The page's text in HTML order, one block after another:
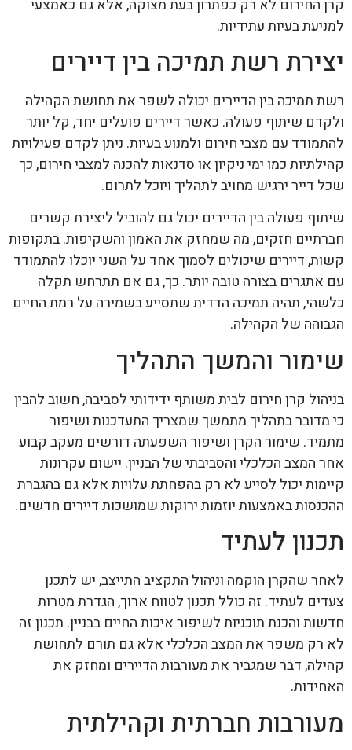
קרן החירום לא רק כפתרון בעת מצוקה, אלא גם כאמצעי
למניעת בעיות עתידיות.
יצירת רשת תמיכה בין דיירים
רשת תמיכה בין הדיירים יכולה לשפר את תחושת הקהילה
ולקדם שיתוף פעולה. כאשר דיירים פועלים יחד, קל יותר
להתמודד עם מצבי חירום ולמנוע בעיות. ניתן לקדם פעילויות
קהילתיות כמו ימי ניקיון או סדנאות להכנה למצבי חירום, כך
שכל דייר ירגיש מחויב לתהליך ויוכל לתרום.
שיתוף פעולה בין הדיירים יכול גם להוביל ליצירת קשרים
חברתיים חזקים, מה שמחזק את האמון והשקיפות. בתקופות
קשות, דיירים שיכולים לסמוך אחד על השני יוכלו להתמודד
עם אתגרים בצורה טובה יותר. כך, גם אם תתרחש תקלה
כלשהי, תהיה תמיכה הדדית שתסייע בשמירה על רמת החיים
הגבוהה של הקהילה.
שימור והמשך התהליך
בניהול קרן חירום לבית משותף ידידותי לסביבה, חשוב להבין
כי מדובר בתהליך מתמשך שמצריך התעדכנות ושיפור
מתמיד. שימור הקרן ושיפור השפעתה דורשים מעקב קבוע
אחר המצב הכלכלי והסביבתי של הבניין. יישום עקרונות
קיימות יכול לסייע לא רק בהפחתת עלויות אלא גם בהגברת
ההכנסות באמצעות יוזמות ירוקות שמושכות דיירים חדשים.
תכנון לעתיד
לאחר שהקרן הוקמה וניהול התקציב התייצב, יש לתכנן
צעדים לעתיד. זה כולל תכנון לטווח ארוך, הגדרת מטרות
חדשות והכנת תוכניות לשיפור איכות החיים בבניין. תכנון זה
לא רק משפר את המצב הכלכלי אלא גם תורם לתחושת
קהילה, דבר שמגביר את מעורבות הדיירים ומחזק את
האחידות.
מעורבות חברתית וקהילתית